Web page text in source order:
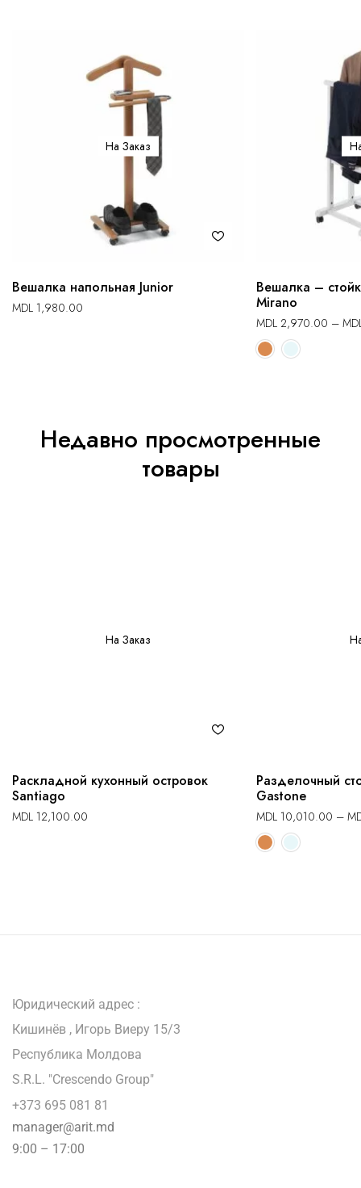
На Заказ
Вешалка напольная Junior
MDL 1,980.00
Вешалка –
Mirano
MDL 2,970.00 –
Недавно просмотренные
товары
На Заказ
Раскладной кухонный островок
Santiago
MDL 12,100.00
Разделочный
Gastone
MDL 10,010.00 –
Юридический адрес :
Кишинёв , Игорь Виеру 15/3
Республика Молдова
S.R.L. "Crescendo Group"
+373 695 081 81
manager@arit.md
9:00 – 17:00